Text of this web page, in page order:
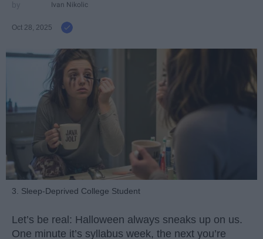
Ivan Nikolic
Oct 28, 2025
3. Sleep-Deprived College Student
Let’s be real: Halloween always sneaks up on us.
One minute it’s syllabus week, the next you’re